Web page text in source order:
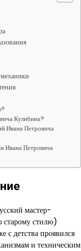
Кулибина?
Ивана Петровича
Ивана Петровича
мастер-
старому стилю)
с детства проявился
и техническим